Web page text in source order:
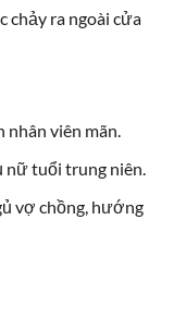
chảy ra ngoài cửa
viên mãn.
nữ tuổi trung niên.
vợ chồng, hướng